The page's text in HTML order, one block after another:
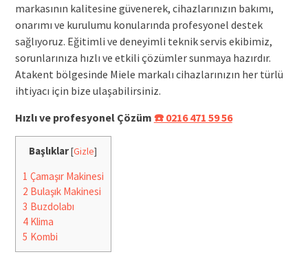
markasının kalitesine güvenerek, cihazlarınızın bakımı,
onarımı ve kurulumu konularında profesyonel destek
sağlıyoruz. Eğitimli ve deneyimli teknik servis ekibimiz,
sorunlarınıza hızlı ve etkili çözümler sunmaya hazırdır.
Atakent bölgesinde Miele markalı cihazlarınızın her türlü
ihtiyacı için bize ulaşabilirsiniz.
Hızlı ve profesyonel Çözüm ☎️ 0216 471 59 56
Başlıklar[Gizle]
1 Çamaşır Makinesi
2 Bulaşık Makinesi
3 Buzdolabı
4Klima
5 Kombi